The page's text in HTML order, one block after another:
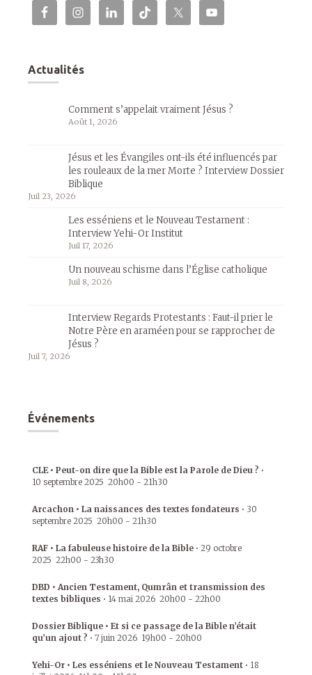
Actualités
Comment s’appelait vraiment Jésus ?
Août 1, 2026
Jésus et les Évangiles ont-ils été influencés par
les rouleaux de la mer Morte ? Interview Dossier
Biblique
Juil 23, 2026
Les esséniens et le Nouveau Testament :
Interview Yehi-Or Institut
Juil 17, 2026
Un nouveau schisme dans l’Église catholique
Juil 8, 2026
Interview Regards Protestants : Faut-il prier le
Notre Père en araméen pour se rapprocher de
Jésus ?
Juil 7, 2026
Événements
CLE • Peut-on dire que la Bible est la Parole de Dieu ? •
10 septembre 2025 20h00 - 21h30
Arcachon • La naissances des textes fondateurs • 30
septembre 2025 20h00 - 21h30
RAF • La fabuleuse histoire de la Bible • 29 octobre
2025 22h00 - 23h30
DBD • Ancien Testament, Qumrân et transmission des
textes bibliques • 14 mai 2026 20h00 - 22h00
Dossier Biblique • Et si ce passage de la Bible n’était
qu’un ajout ? • 7 juin 2026 19h00 - 20h00
Yehi-Or • Les esséniens et le Nouveau Testament • 18